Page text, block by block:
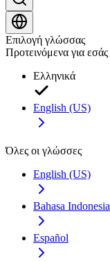
Επιλογή γλώσσας
Προτεινόμενα για εσάς
Ελληνικά
English (US)
Όλες οι γλώσσες
English (US)
Bahasa Indonesia
Español